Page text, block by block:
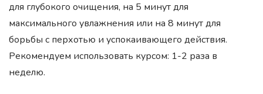
для глубокого очищения, на 5 минут для
максимального увлажнения или на 8 минут для
борьбы с перхотью и успокаивающего действия.
Рекомендуем использовать курсом: 1-2 раза в
неделю.